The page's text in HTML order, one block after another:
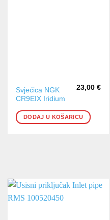
Svjećica NGK
CR9EIX Iridium
23,00 €
DODAJ U KOŠARICU